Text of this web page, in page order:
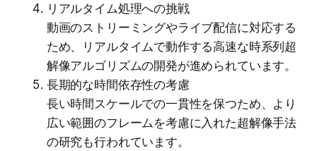
リアルタイム処理への挑戦
動画のストリーミングやライブ配信に対応する
ため、リアルタイムで動作する高速な時系列超
解像アルゴリズムの開発が進められています。
長期的な時間依存性の考慮
長い時間スケールでの一貫性を保つため、より
広い範囲のフレームを考慮に入れた超解像手法
の研究も行われています。